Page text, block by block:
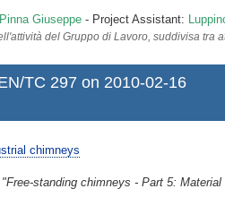
Pinna Giuseppe- Project Assistant:
del Gruppo di Lavoro, suddivisa tra
TC 297 on 2010-02-16
chimneys
standing chimneys - Part 5: